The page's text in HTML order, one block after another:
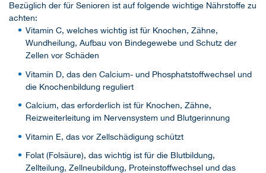
Bezüglich der für Senioren ist auf folgende wichtige Nährstoffe zu
achten:
Vitamin C, welches wichtig ist für Knochen, Zähne,
Wundheilung, Aufbau von Bindegewebe und Schutz der
Zellen vor Schäden
Vitamin D, das den Calcium- und Phosphatstoffwechsel und
die Knochenbildung reguliert
Calcium, das erforderlich ist für Knochen, Zähne,
Reizweiterleitung im Nervensystem und Blutgerinnung
Vitamin E, das vor Zellschädigung schützt
Folat (Folsäure), das wichtig ist für die Blutbildung,
Zellteilung, Zellneubildung, Proteinstoffwechsel und das